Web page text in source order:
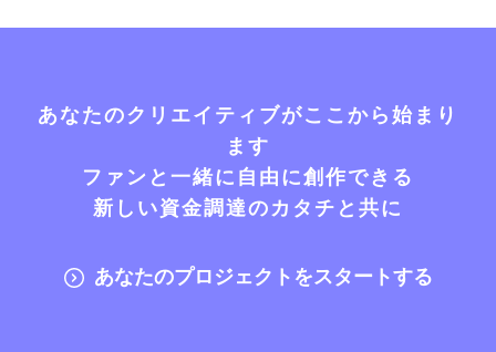
あなたのクリエイティブがここから始まり
ます
ファンと一緒に自由に創作できる
新しい資金調達のカタチと共に
あなたのプロジェクトをスタートする